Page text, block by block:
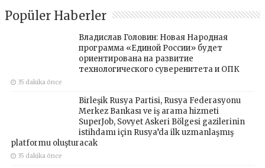
Popüler Haberler
Владислав Головин: Новая Народная
программа «Единой России» будет
ориентирована на развитие
технологического суверенитета и ОПК
35 dakika önce
Birleşik Rusya Partisi, Rusya Federasyonu
Merkez Bankası ve iş arama hizmeti
SuperJob, Sovyet Askeri Bölgesi gazilerinin
istihdamı için Rusya’da ilk uzmanlaşmış
platformu oluşturacak
35 dakika önce